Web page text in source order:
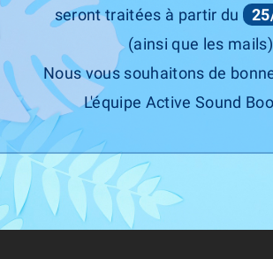
ASR COMPONENT
Kit Télécommande Clapets
PORSCHE MACAN
Turbo / GTS (2018+) (ASR)
Prix380,00 €
seront traitées à partir du
(ainsi que les mails)
Nous vous souhaitons de
L'équipe Active Sound